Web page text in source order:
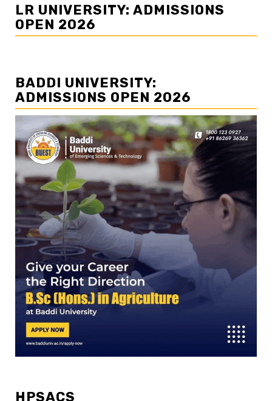
LR UNIVERSITY: ADMISSIONS
OPEN 2026
BADDI UNIVERSITY:
ADMISSIONS OPEN 2026
HPSACS